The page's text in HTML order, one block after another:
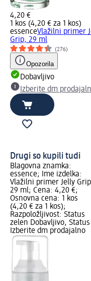
4,20 €
1 kos (4,20 € za 1 kos)
essenceVlažilni primer
Grip, 29 ml
(276)
Opozorila
Dobavljivo
Izberite dm
Drugi so kupili tudi
Blagovna znamka:
essence; Ime izdelka:
Vlažilni primer Jelly
29 ml; Cena: 4,20 €;
Osnovna cena: 1 kos
(4,20 € za 1 kos);
Razpoložljivost: Status
zelen Dobavljivo,
Izberite dm prodajalno